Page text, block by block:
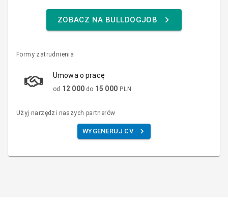
ZOBACZ NA BULLDOGJOB
Formy zatrudnienia
Umowa o pracę
od 12 000 do 15 000 PLN
Użyj narzędzi naszych partnerów
WYGENERUJ CV